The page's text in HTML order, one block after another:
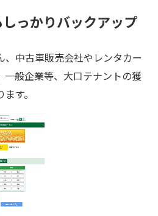
っかりバックアップ
、中古車販売会社やレンタカー
一般企業等、大口テナントの獲
す。